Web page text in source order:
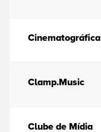
Cinematográfica
Clamp.Music
Clube de Mídia